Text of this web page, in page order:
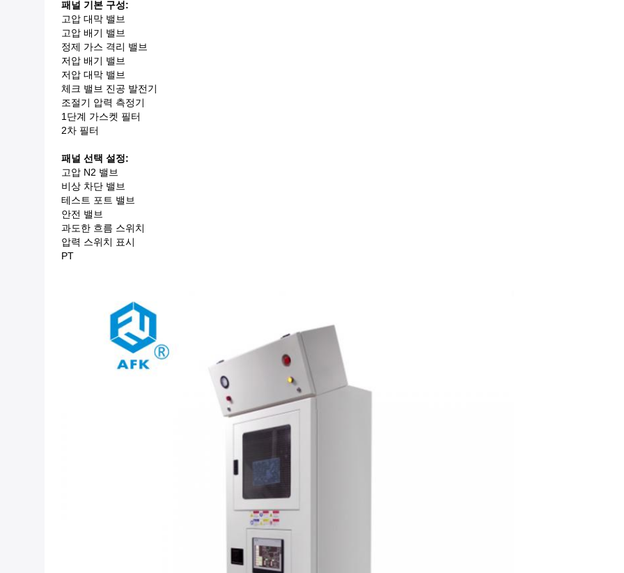
패널 기본 구성:
고압 대막 밸브
고압 배기 밸브
정제 가스 격리 밸브
저압 배기 밸브
저압 대막 밸브
체크 밸브 진공 발전기
조절기 압력 측정기
1단계 가스켓 필터
2차 필터
패널 선택 설정:
고압 N2 밸브
비상 차단 밸브
테스트 포트 밸브
안전 밸브
과도한 흐름 스위치
압력 스위치 표시
PT